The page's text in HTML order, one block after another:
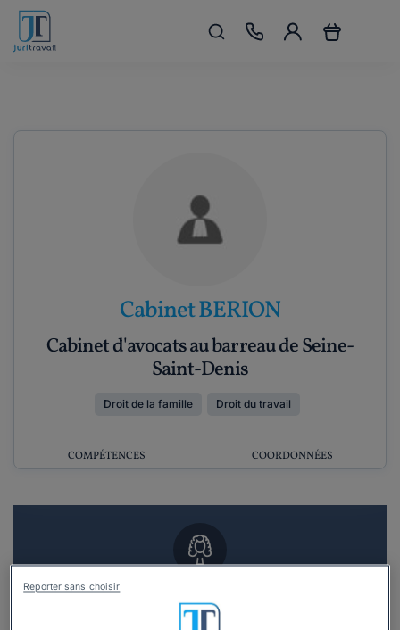
Cabinet BERION
Cabinet d'avocats au barreau de Seine-
Saint-Denis
Droit de la famille Droit du travail
COMPÉTENCES COORDONNÉES
Vous souhaitez un RDV en cabinet avec un
avocat ?
Reporter sans choisir